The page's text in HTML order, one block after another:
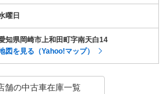
曜日
知県岡崎市上和田町字南天白14
図を見る（Yahoo!マップ）
舗の中古車在庫一覧